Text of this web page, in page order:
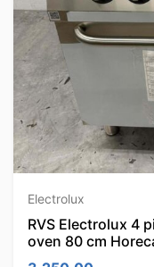
Electrolux
RVS Electrolux 4
oven 80 cm